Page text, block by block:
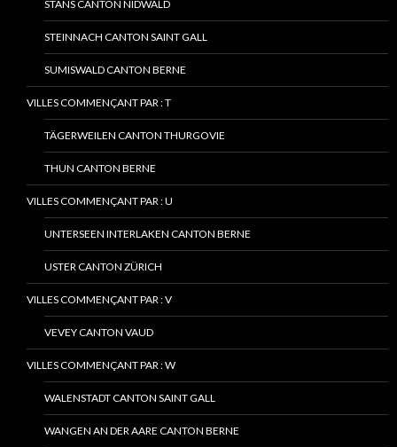
STANS CANTON NIDWALD
STEINNACH CANTON SAINT GALL
SUMISWALD CANTON BERNE
VILLES COMMENÇANT PAR : T
TÄGERWEILEN CANTON THURGOVIE
THUN CANTON BERNE
VILLES COMMENÇANT PAR : U
UNTERSEEN INTERLAKEN CANTON BERNE
USTER CANTON ZÜRICH
VILLES COMMENÇANT PAR : V
VEVEY CANTON VAUD
VILLES COMMENÇANT PAR : W
WALENSTADT CANTON SAINT GALL
WANGEN AN DER AARE CANTON BERNE